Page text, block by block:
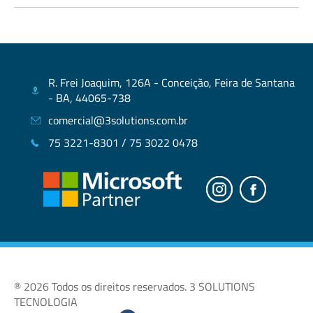
R. Frei Joaquim, 126A - Conceição, Feira de Santana
- BA, 44065-738
comercial@3solutions.com.br
75 3221-8301 / 75 3022 0478
® 2026 Todos os direitos reservados. 3 SOLUTIONS
TECNOLOGIA